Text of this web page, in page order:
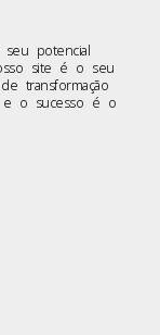
seu potencial
site é o seu
transformação
e o sucesso é o